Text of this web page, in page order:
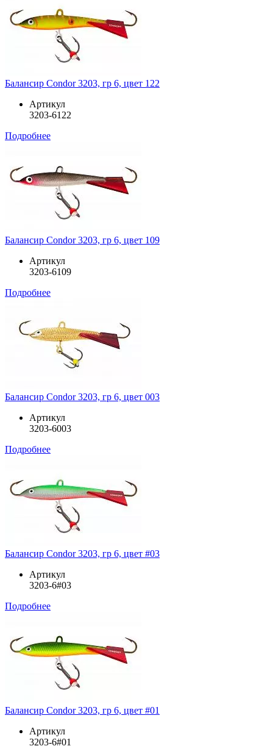
Балансир Condor 3203, гр 6, цвет 122
Артикул
3203-6122
Подробнее
Балансир Condor 3203, гр 6, цвет 109
Артикул
3203-6109
Подробнее
Балансир Condor 3203, гр 6, цвет 003
Артикул
3203-6003
Подробнее
Балансир Condor 3203, гр 6, цвет #03
Артикул
3203-6#03
Подробнее
Балансир Condor 3203, гр 6, цвет #01
Артикул
3203-6#01